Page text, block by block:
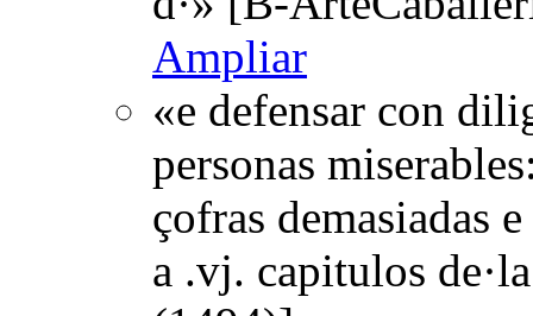
Ampliar
«e defensar con
personas
çofras demasiadas
a .vj. capitulos